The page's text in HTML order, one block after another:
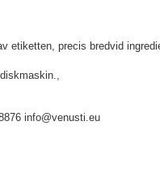
etiketten, precis bredvid
info@venusti.eu